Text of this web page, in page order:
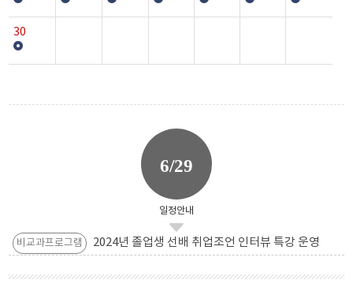
30
6/29
일정안내
비교과프로그램 2024년 졸업생 선배 취업조언 인터뷰 특강 운영